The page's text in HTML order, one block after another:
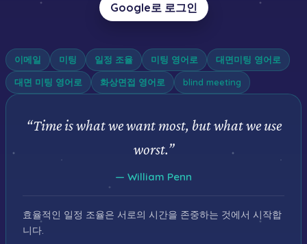
Google로 로그인
이메일 미팅 일정 조율 미팅 영어로 대면미팅 영어로
대면 미팅 영어로 화상면접 영어로 blind meeting
“Time is what we want most, but what we use
worst.”
— William Penn
효율적인 일정 조율은 서로의 시간을 존중하는 것에서 시작합
니다.